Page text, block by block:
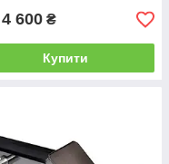
4 600 ₴
Купити